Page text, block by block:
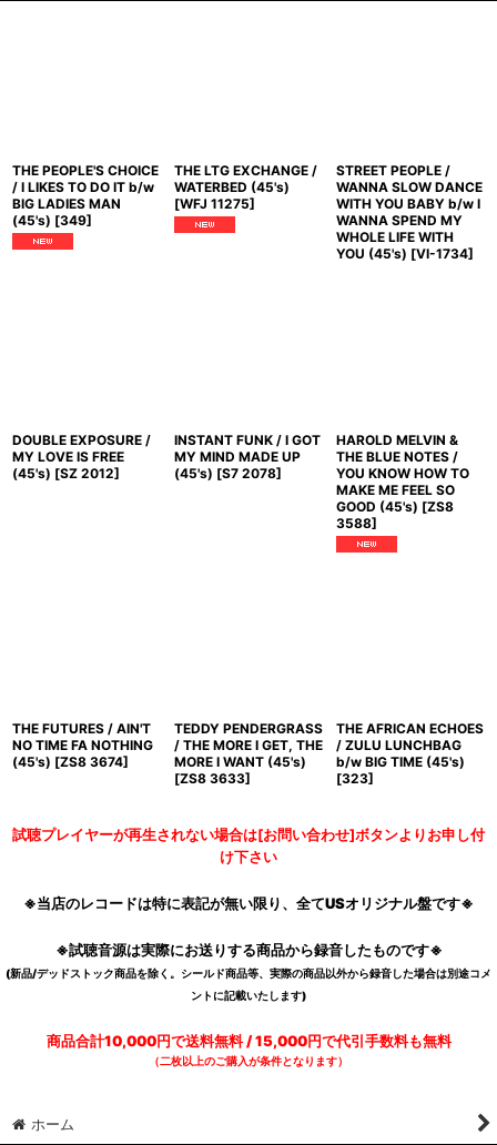
THE PEOPLE'S CHOICE
/ I LIKES TO DO IT b/w
BIG LADIES MAN
(45's) [349]
THE LTG EXCHANGE /
WATERBED (45's)
[WFJ 11275]
STREET PEOPLE /
WANNA SLOW DANCE
WITH YOU BABY b/w I
WANNA SPEND MY
WHOLE LIFE WITH
YOU (45's) [VI-1734]
DOUBLE EXPOSURE /
MY LOVE IS FREE
(45's) [SZ 2012]
INSTANT FUNK / I GOT
MY MIND MADE UP
(45's) [S7 2078]
HAROLD MELVIN &
THE BLUE NOTES /
YOU KNOW HOW TO
MAKE ME FEEL SO
GOOD (45's) [ZS8
3588]
THE FUTURES / AIN'T
NO TIME FA NOTHING
(45's) [ZS8 3674]
TEDDY PENDERGRASS
/ THE MORE I GET, THE
MORE I WANT (45's)
[ZS8 3633]
THE AFRICAN ECHOES
/ ZULU LUNCHBAG
b/w BIG TIME (45's)
[323]
試聴プレイヤーが再生されない場合は[お問い合わせ]ボタンよりお申し付
け下さい
※当店のレコードは特に表記が無い限り、全てUSオリジナル盤です※
※試聴音源は実際にお送りする商品から録音したものです※
(新品/デッドストック商品を除く。シールド商品等、実際の商品以外から録音した場合は別途コメ
ントに記載いたします)
商品合計10,000円で送料無料 / 15,000円で代引手数料も無料
（二枚以上のご購入が条件となります）
ホーム